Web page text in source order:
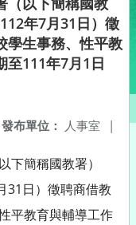
年7月31日）徵
學生事務、性平教
至111年7月1日
發布單位： 人事室 |
下簡稱國教署）
31日）徵聘商借教
平教育與輔導工作